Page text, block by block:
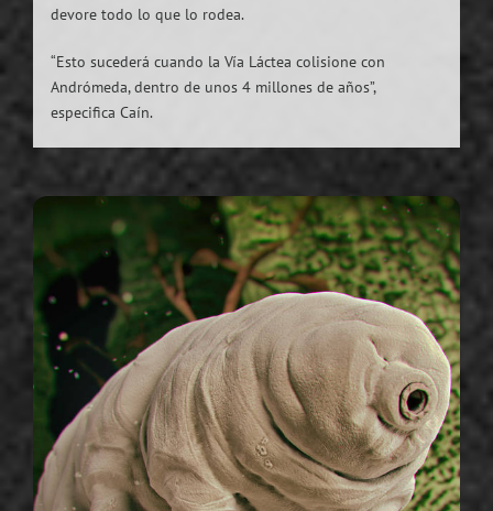
devore todo lo que lo rodea.
“Esto sucederá cuando la Vía Láctea colisione con
Andrómeda, dentro de unos 4 millones de años”,
especifica Caín.